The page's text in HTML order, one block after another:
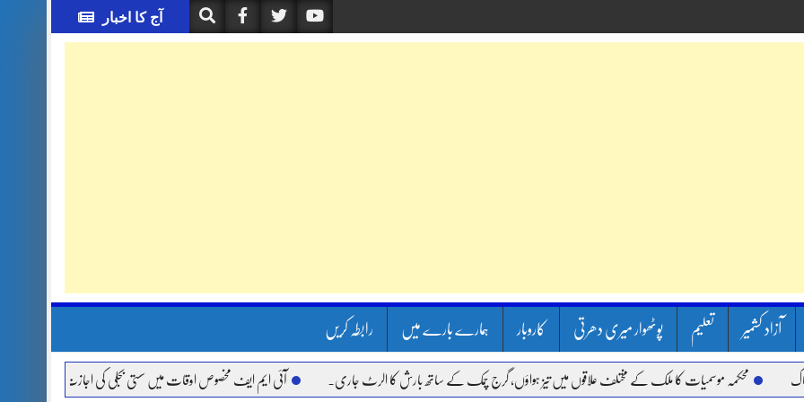
آج کا اخبار
آزاد کشمیر تعلیم پوٹھوار میری دھرتی کاروبار ہمارے بارے میں رابطہ کریں
محکمہ موسمیات کا ملک کے مختلف علاقوں میں تیز ہواؤں، گرج چمک کے ساتھ بارش کا الرٹ جاری. آئی ایم ایف مخصوص اوقات میں سستی بجلی کی اجازت نہیں دے رہا، وفاقی